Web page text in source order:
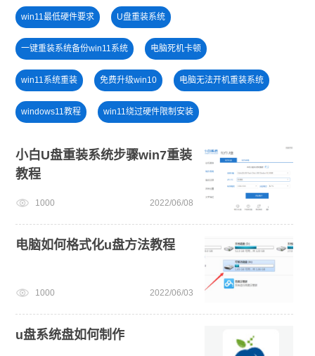
win11最低硬件要求 U盘重装系统
一键重装系统备份win11系统 电脑死机卡顿
win11系统重装 免费升级win10 电脑无法开机重装系统
windows11教程 win11绕过硬件限制安装
笔记本蓝屏怎么重装系统 win11一键安装
U盘PE启动盘制作 win11正式版 U盘装win7系统
小白U盘重装系统步骤win7重装
教程
1000 2022/06/08
电脑如何格式化u盘方法教程
1000 2022/06/03
u盘系统盘如何制作